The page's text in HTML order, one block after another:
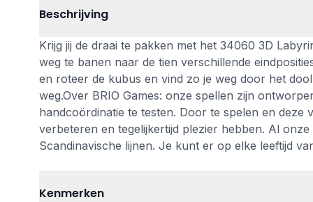
Beschrijving
Krijg jij de draai te pakken met het 34060 3D
weg te banen naar de tien verschillende
en roteer de kubus en vind zo je weg door het
weg.Over BRIO Games: onze spellen zijn
handcoördinatie te testen. Door te spelen en
verbeteren en tegelijkertijd plezier hebben. Al
Scandinavische lijnen. Je kunt er op elke leeftijd
Kenmerken